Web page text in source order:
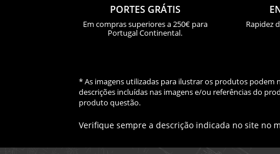
PORTES GRÁTIS
Em compras superiores a 250€ para
Portugal Continental.
Rapidez
* As imagens utilizadas para ilustrar os produtos
descrições incluídas nas imagens e/ou referências do
produto questão.
Verifique sempre a descrição indicada no site no